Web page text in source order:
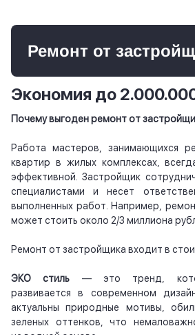
Ремонт от
Экономия до
Почему выгоден ремонт от
Работа мастеров, занимающихся
квартир в жилых комплексах,
эффективной. Застройщик
специалистами и несет
выполненных работ. Например,
может стоить около 2/3 миллиона
Ремонт от застройщика входит в
ЭКО стиль — это тренд,
развивается в современном
актуальны природные мотивы,
зеленых оттенков, что